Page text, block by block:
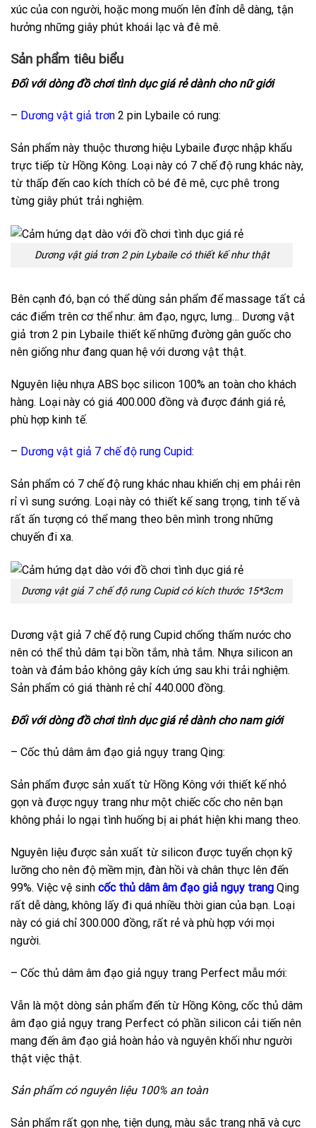
xúc của con người, hoặc mong muốn lên đỉnh dễ dàng, tận
hưởng những giây phút khoái lạc và đê mê.
Sản phẩm tiêu biểu
Đối với dòng đồ chơi tình dục giá rẻ dành cho nữ giới
– Dương vật giả trơn 2 pin Lybaile có rung:
Sản phẩm này thuộc thương hiệu Lybaile được nhập khẩu
trực tiếp từ Hồng Kông. Loại này có 7 chế độ rung khác này,
từ thấp đến cao kích thích cô bé đê mê, cực phê trong
từng giây phút trải nghiệm.
Dương vật giả trơn 2 pin Lybaile có thiết kế như thật
Bên cạnh đó, bạn có thể dùng sản phẩm để massage tất cả
các điểm trên cơ thể như: âm đạo, ngực, lưng… Dương vật
giả trơn 2 pin Lybaile thiết kế những đường gân guốc cho
nên giống như đang quan hệ với dương vật thật.
Nguyên liệu nhựa ABS bọc silicon 100% an toàn cho khách
hàng. Loại này có giá 400.000 đồng và được đánh giá rẻ,
phù hợp kinh tế.
– Dương vật giả 7 chế độ rung Cupid:
Sản phẩm có 7 chế độ rung khác nhau khiến chị em phải rên
rỉ vì sung sướng. Loại này có thiết kế sang trọng, tinh tế và
rất ấn tượng có thể mang theo bên mình trong những
chuyến đi xa.
Dương vật giả 7 chế độ rung Cupid có kích thước 15*3cm
Dương vật giả 7 chế độ rung Cupid chống thấm nước cho
nên có thể thủ dâm tại bồn tắm, nhà tắm. Nhựa silicon an
toàn và đảm bảo không gây kích ứng sau khi trải nghiệm.
Sản phẩm có giá thành rẻ chỉ 440.000 đồng.
Đối với dòng đồ chơi tình dục giá rẻ dành cho nam giới
– Cốc thủ dâm âm đạo giả ngụy trang Qing:
Sản phẩm được sản xuất từ Hồng Kông với thiết kế nhỏ
gọn và được ngụy trang như một chiếc cốc cho nên bạn
không phải lo ngại tình huống bị ai phát hiện khi mang theo.
Nguyên liệu được sản xuất từ silicon được tuyển chọn kỹ
lưỡng cho nên độ mềm mịn, đàn hồi và chân thực lên đến
99%. Việc vệ sinh cốc thủ dâm âm đạo giả ngụy trang Qing
rất dễ dàng, không lấy đi quá nhiều thời gian của bạn. Loại
này có giá chỉ 300.000 đồng, rất rẻ và phù hợp với mọi
người.
– Cốc thủ dâm âm đạo giả ngụy trang Perfect mẫu mới:
Vẫn là một dòng sản phẩm đến từ Hồng Kông, cốc thủ dâm
âm đạo giả ngụy trang Perfect có phần silicon cải tiến nên
mang đến âm đạo giả hoàn hảo và nguyên khối như người
thật việc thật.
Sản phẩm có nguyên liệu 100% an toàn
Sản phẩm rất gọn nhẹ, tiện dụng, màu sắc trang nhã và cực